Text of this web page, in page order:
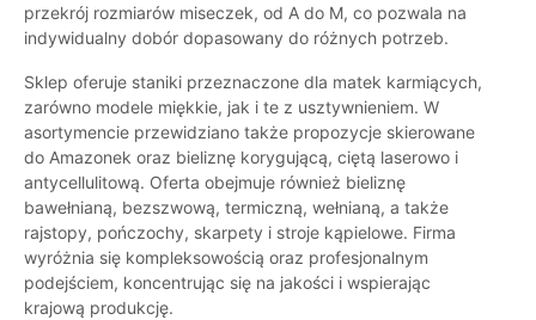
przekrój rozmiarów miseczek, od A do M, co pozwala na
indywidualny dobór dopasowany do różnych potrzeb.
Sklep oferuje staniki przeznaczone dla matek karmiących,
zarówno modele miękkie, jak i te z usztywnieniem. W
asortymencie przewidziano także propozycje skierowane
do Amazonek oraz bieliznę korygującą, ciętą laserowo i
antycellulitową. Oferta obejmuje również bieliznę
bawełnianą, bezszwową, termiczną, wełnianą, a także
rajstopy, pończochy, skarpety i stroje kąpielowe. Firma
wyróżnia się kompleksowością oraz profesjonalnym
podejściem, koncentrując się na jakości i wspierając
krajową produkcję.